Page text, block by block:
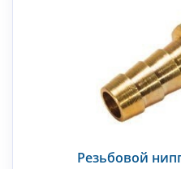
Резьбовой